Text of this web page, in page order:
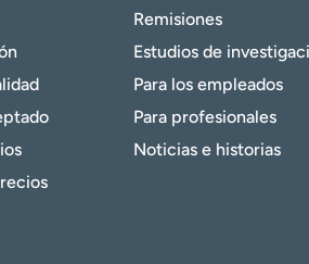
Remisiones
Estudios de
Para los empleados
Para profesionales
Noticias e historias